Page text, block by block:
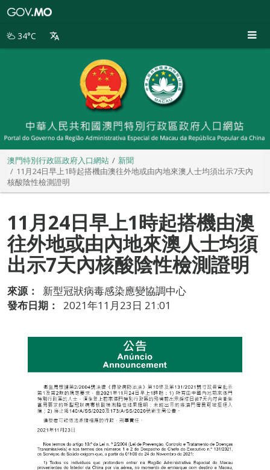
別
34°C
澳門特別行政區政府入口網站
新聞
11月24日早上1時起搭機由澳往外地或由內地來澳人士均須出示7天內
核酸陰性檢測證明
11月24日早上1時起搭機由澳
往外地或由內地來澳人士均須
出示7天內核酸陰性檢測證明
來源：
新型冠狀病毒感染應變協調中心
發布日期：
2021年11月23日 21:01